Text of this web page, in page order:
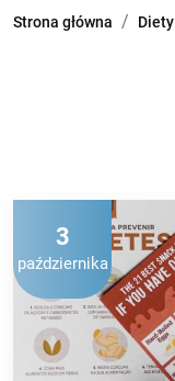
Strona główna Diety
3
października